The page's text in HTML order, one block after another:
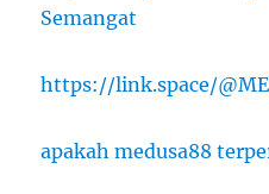
Semangat
https://link.space/
apakah medusa88